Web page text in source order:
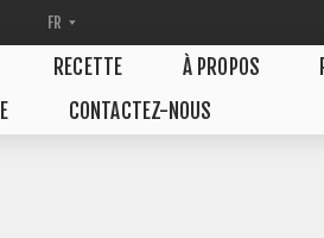
RECETTE À PROPOS
CONTACTEZ-NOUS